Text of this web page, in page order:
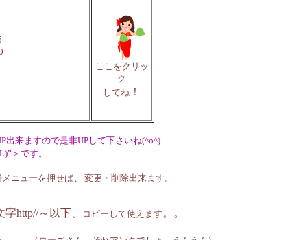
6/30
ここをクリッ
ク
してね ！
出来ますので是非UPして下さいね(^o^)
です。
ニューを押せば 変更・削除出来ます。
http//～以下、 コピーして使えます 。。